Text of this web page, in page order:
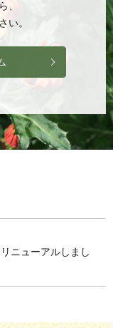
、
い。
ニューアルしまし